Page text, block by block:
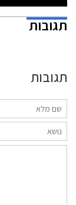
תגובות
תגובות